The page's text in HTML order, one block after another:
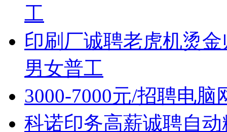
工
印刷厂诚聘老虎机烫
男女普工
3000-7000元/招聘电脑
科诺印务高薪诚聘自